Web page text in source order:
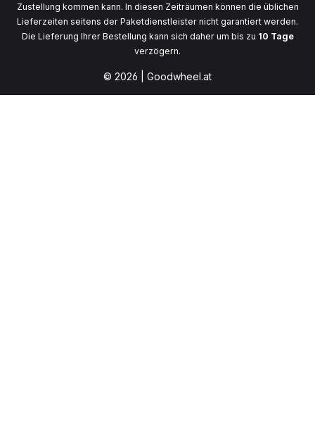
Zustellung kommen kann. In diesen Zeiträumen können die üblichen
Lieferzeiten seitens der Paketdienstleister nicht garantiert werden.
Die Lieferung Ihrer Bestellung kann sich daher um bis zu 10 Tage
verzögern.
© 2026 | Goodwheel.at